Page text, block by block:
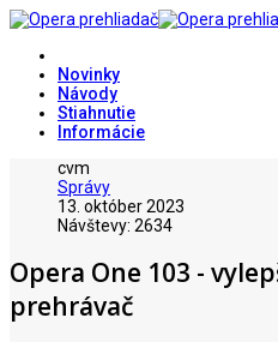
Novinky
Návody
Stiahnutie
Informácie
cvm
Správy
13. október 2023
Návštevy: 2634
Opera One 103 -
prehrávač